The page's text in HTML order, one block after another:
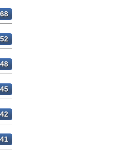
68
52
48
45
42
41